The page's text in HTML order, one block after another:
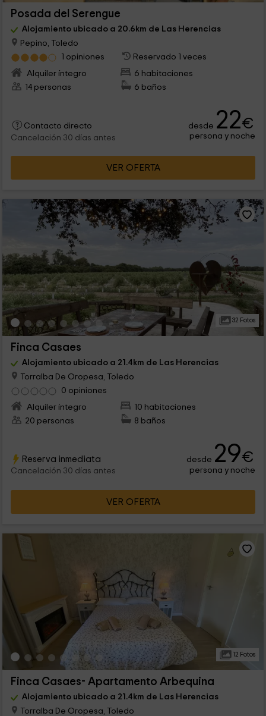
Posada del Serengue
Alojamiento ubicado a 20.6km de Las Herencias
Pepino, Toledo
1 opiniones
Reservado 1 veces
Alquiler íntegro
6 habitaciones
14 personas
6 baños
Contacto directo
Cancelación 30 días antes
desde 22€
persona y noche
VER OFERTA
32 Fotos
Finca Casaes
Alojamiento ubicado a 21.4km de Las Herencias
Torralba De Oropesa, Toledo
0 opiniones
Alquiler íntegro
10 habitaciones
20 personas
8 baños
Reserva inmediata
Cancelación 30 días antes
desde 29€
persona y noche
VER OFERTA
12 Fotos
Finca Casaes- Apartamento Arbequina
Alojamiento ubicado a 21.4km de Las Herencias
Torralba De Oropesa, Toledo